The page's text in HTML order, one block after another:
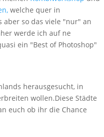
welche quer in
so das viele "nur" an
werde ich auf ne
ein "Best of Photoshop"
herausgesucht, in
wollen.Diese Städte
euch ob ihr die Chance